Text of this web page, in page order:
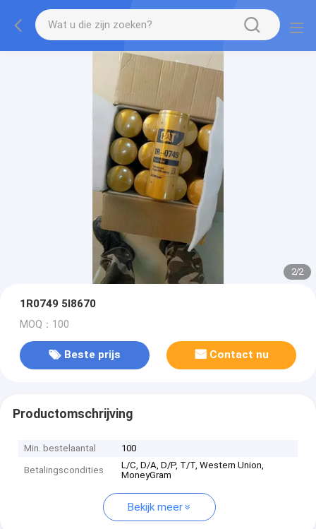
2/2
1R0749 5I8670
MOQ：100
Beste prijs Contact nu
Productomschrijving
Min. bestelaantal 100
Betalingscondities
L/C, D/A, D/P, T/T, Western Union,
MoneyGram
Bekijk meer